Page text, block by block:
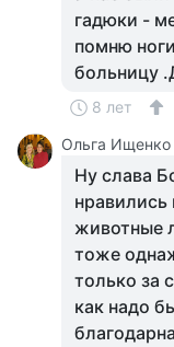
гадюки -
помню
больницу
8 лет
Ольга Ищенко
Ну слава
животные
тоже
только за
как надо